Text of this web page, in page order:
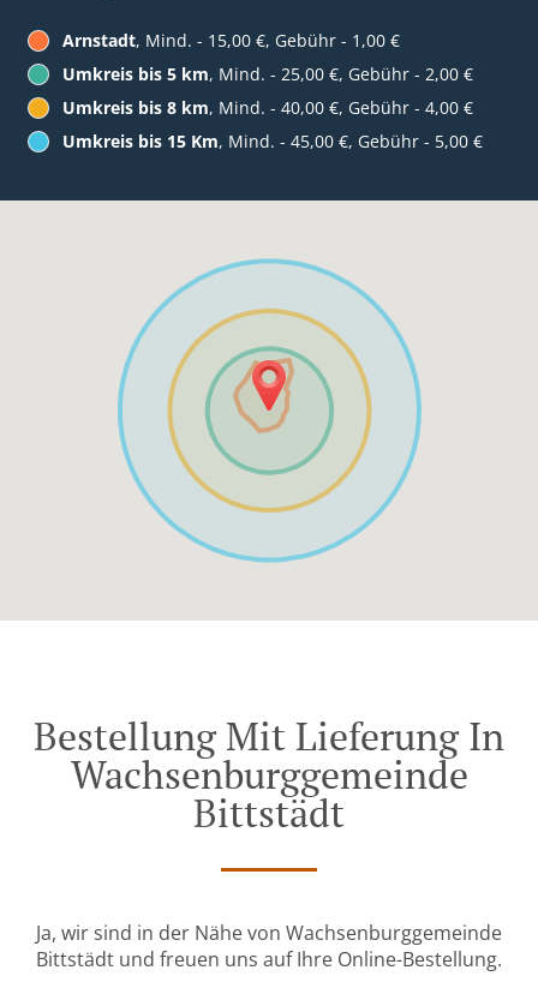
Arnstadt, Mind. - 15,00 €, Gebühr - 1,00 €
Umkreis bis 5 km, Mind. - 25,00 €, Gebühr - 2,00 €
Umkreis bis 8 km, Mind. - 40,00 €, Gebühr - 4,00 €
Umkreis bis 15 Km, Mind. - 45,00 €, Gebühr - 5,00 €
Bestellung Mit Lieferung In
Wachsenburggemeinde
Bittstädt
Ja, wir sind in der Nähe von Wachsenburggemeinde
Bittstädt und freuen uns auf Ihre Online-Bestellung.